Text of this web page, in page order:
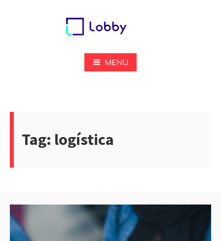
MENU
Tag: logística